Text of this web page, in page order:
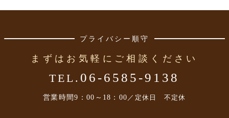
プライバシー順守
まずはお気軽にご相談ください
TEL. 06-6585-9138
営業時間9：00～18：00 ／定休日 不定休